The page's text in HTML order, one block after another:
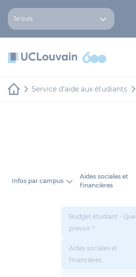
Panneau de gestion des cookies
Je suis
Service d'aide aux étudiants
Infos par campus
Aides sociales et
financières
Budget étudiant - Que
prévoir ?
Aides sociales et
financières